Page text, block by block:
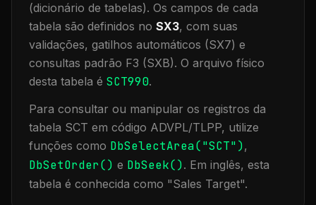
(dicionário de tabelas). Os campos de cada
tabela são definidos no SX3, com suas
validações, gatilhos automáticos (SX7) e
consultas padrão F3 (SXB). O arquivo físico
desta tabela é SCT990.
Para consultar ou manipular os registros da
tabela SCT em código ADVPL/TLPP, utilize
funções como DbSelectArea("SCT"),
DbSetOrder() e DbSeek(). Em inglês, esta
tabela é conhecida como "Sales Target".